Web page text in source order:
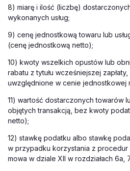
8) miarę i ilość (liczbę)
wykonanych usług;
9) cenę jednostkową towaru lub
(cenę jednostkową netto);
10) kwoty wszelkich opustów lub
rabatu z tytułu wcześniejszej
uwzględnione w cenie jednostkowej
11) wartość dostarczonych towarów
objętych transakcją, bez kwoty
netto);
12) stawkę podatku albo stawkę
w przypadku korzystania z
mowa w dziale XII w rozdziałach 6a,